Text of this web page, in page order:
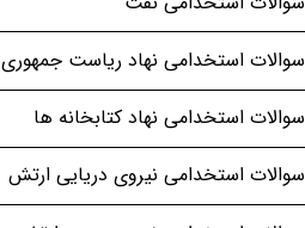
سوالات استخدامی نهاد ریاست جمهوری
سوالات استخدامی نهاد کتابخانه ها
سوالات استخدامی نیروی دریایی ارتش